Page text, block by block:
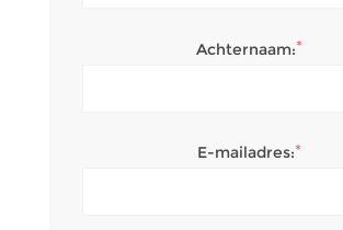
Achternaam:*
E-mailadres:*